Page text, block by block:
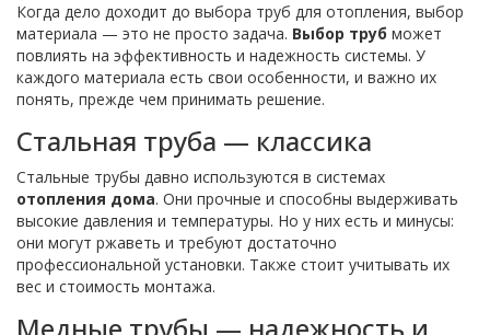
Когда дело доходит до выбора труб для отопления, выбор
материала — это не просто задача. Выбор труб может
повлиять на эффективность и надежность системы. У
каждого материала есть свои особенности, и важно их
понять, прежде чем принимать решение.
Стальная труба — классика
Стальные трубы давно используются в системах
отопления дома. Они прочные и способны выдерживать
высокие давления и температуры. Но у них есть и минусы:
они могут ржаветь и требуют достаточно
профессиональной установки. Также стоит учитывать их
вес и стоимость монтажа.